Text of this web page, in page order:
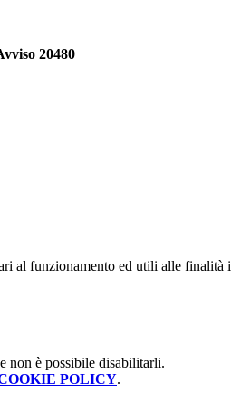
20480
al funzionamento ed utili alle finalità
non è possibile disabilitarli.
POLICY.